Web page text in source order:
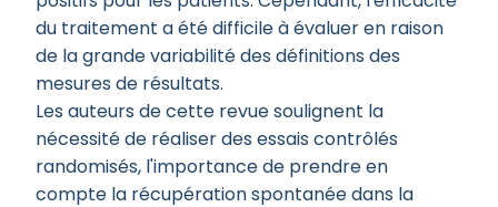
du traitement a été difficile à évaluer en raison
de la grande variabilité des définitions des
mesures de résultats.
Les auteurs de cette revue soulignent la
nécessité de réaliser des essais contrôlés
randomisés, l'importance de prendre en
compte la récupération spontanée dans la